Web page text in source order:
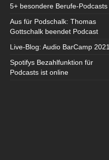
5+ besondere Berufe-Podcasts
Aus für Podschalk: Thomas
Gottschalk beendet Podcast
Live-Blog: Audio BarCamp 2021
Spotifys Bezahlfunktion für
Podcasts ist online